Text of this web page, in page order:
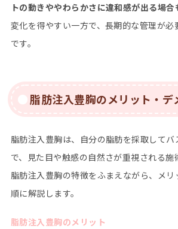
トの動きややわらかさに違和感が出る場合
変化を得やすい一方で、長期的な管理が必
です。
脂肪注入豊胸のメリット・デ
脂肪注入豊胸は、自分の脂肪を採取して
で、見た目や触感の自然さが重視される施
脂肪注入豊胸の特徴をふまえながら、メ
順に解説します。
脂肪注入豊胸のメリット